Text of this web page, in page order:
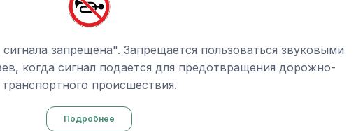
запрещена". Запрещается пользоваться звуковыми
когда сигнал подается для предотвращения дорожно-
транспортного происшествия.
Подробнее